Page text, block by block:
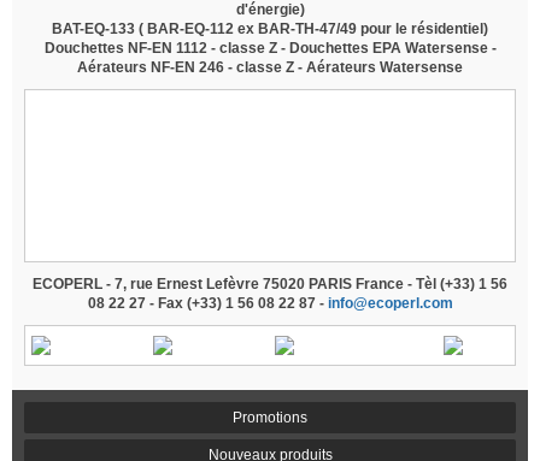
d'énergie)
BAT-EQ-133 ( BAR-EQ-112 ex BAR-TH-47/49 pour le résidentiel)
Douchettes NF-EN 1112 - classe Z - Douchettes EPA Watersense -
Aérateurs NF-EN 246 - classe Z - Aérateurs Watersense
ECOPERL - 7, rue Ernest Lefèvre 75020 PARIS France - Tèl (+33) 1 56
08 22 27 - Fax (+33) 1 56 08 22 87 - info@ecoperl.com
Promotions
Nouveaux produits